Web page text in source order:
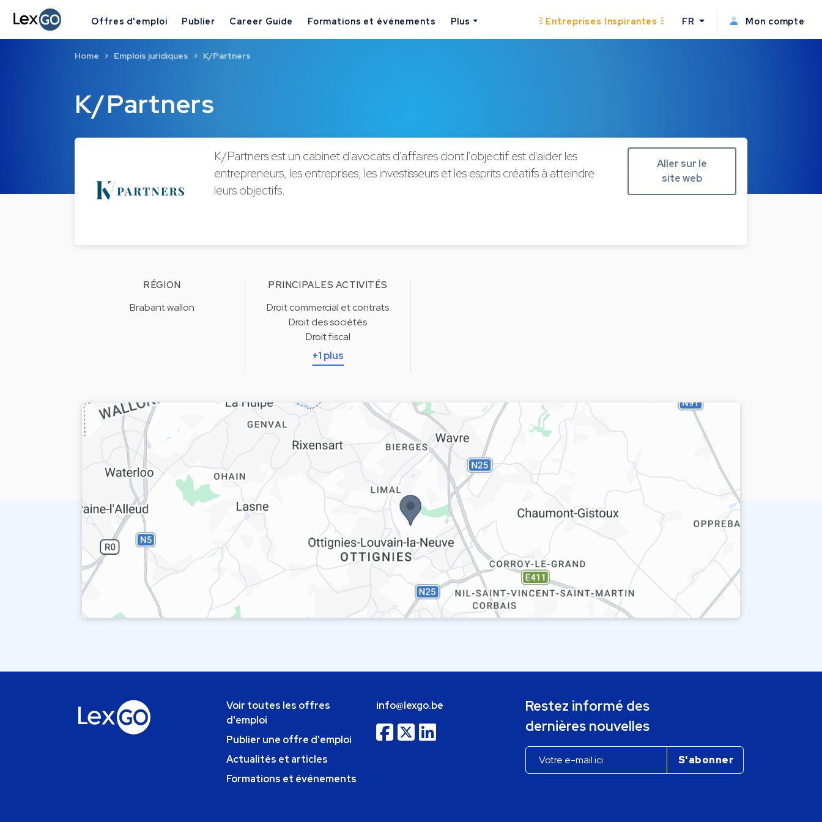
Offres d'emploi Publier Career Guide Formations et événements Plus Entreprises Inspirantes FR Mon compte
K/Partners
Home Emplois juridiques K/Partners
K/Partners est un cabinet d'avocats d'affaires dont l'objectif est d'aider les
entrepreneurs, les entreprises, les investisseurs et les esprits créatifs à atteindre
leurs objectifs.
Aller sur le
site web
RÉGION
Brabant wallon
PRINCIPALES ACTIVITÉS
Droit commercial et contrats
Droit des sociétés
Droit fiscal
+1 plus
Voir toutes les offres
d'emploi
Publier une offre d'emploi
Actualités et articles
Formations et événements
info@lexgo.be
Restez informé des
dernières nouvelles